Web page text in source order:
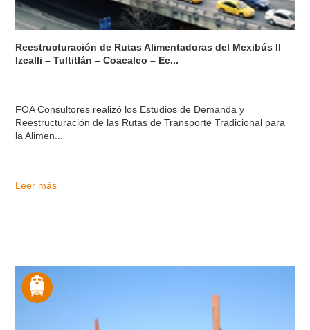
Reestructuración de Rutas Alimentadoras del Mexibús II
Izcalli – Tultitlán – Coacalco – Ec...
FOA Consultores realizó los Estudios de Demanda y
Reestructuración de las Rutas de Transporte Tradicional para
la Alimen...
Leer más